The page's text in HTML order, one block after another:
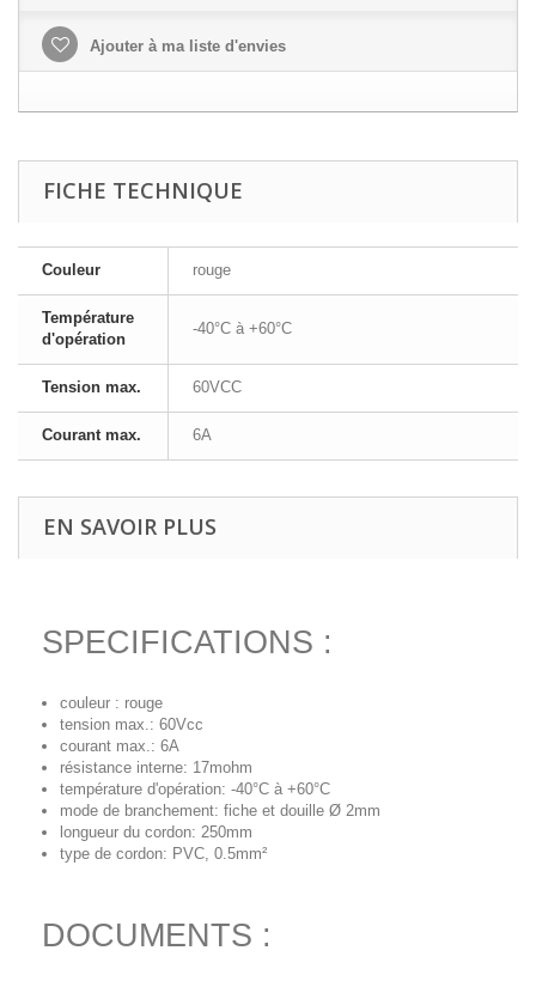
Ajouter à ma liste d'envies
FICHE TECHNIQUE
Couleur rouge
Température
d'opération
-40°C à +60°C
Tension max. 60VCC
Courant max. 6A
EN SAVOIR PLUS
SPECIFICATIONS :
couleur : rouge
tension max.: 60Vcc
courant max.: 6A
résistance interne: 17mohm
température d'opération: -40°C à +60°C
mode de branchement: fiche et douille Ø 2mm
longueur du cordon: 250mm
type de cordon: PVC, 0.5mm²
DOCUMENTS :